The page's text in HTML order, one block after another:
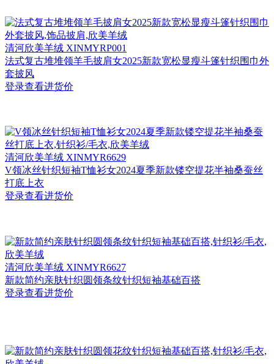
清河欣美羊绒 XINMYRP001
法式复古堆堆领羊毛披肩女2025新款宽松显瘦斗篷针织围巾外
套披风
登录查看进货价
清河欣美羊绒 XINMYR6629
V领冰丝针织短袖T恤衫女2024夏季新款镂空提花半袖桑蚕丝
打底上衣
登录查看进货价
清河欣美羊绒 XINMYR6627
新款简约亲肤针织圆领条纹针织短袖基础百搭
登录查看进货价